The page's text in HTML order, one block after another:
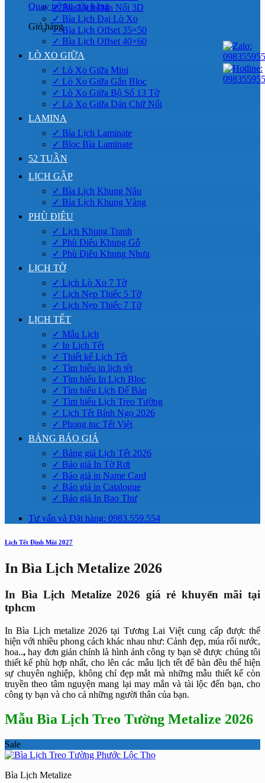
Quay trở lại cửa hàng
Giỏ hàng
✓ Bìa Lịch Dán Nổi 3D
✓ Bìa Lịch Đại Lò Xo
✓ Bìa Lịch Offset 35×50
✓ Bìa Lịch Offset 40×60
LÒ XO GIỮA
✓ Lò Xo Giữa Mini
✓ Lò Xo Giữa Gắn Bloc
✓ Lò Xo Giữa Bộ Số 13 Tờ
✓ Lò Xo Giữa Dán Chữ Nổi
LAMINA
✓ Bìa Lịch Laminate
✓ Bloc Bìa Laminate
52 TUẦN
LỊCH GẬP
✓ Bìa Lịch Khung Nâu
✓ Bìa Lịch Khung Vàng
PHÙ ĐIÊU
✓ Lịch Khung Tranh
✓ Phù Điêu Khung Gỗ
✓ Phù Điêu Khung Nhựa
LỊCH TỜ
✓ Lịch Lò Xo 7 Tờ
✓ Lịch Nẹp Thiếc 5 Tờ
✓ Lịch Nẹp Thiếc 7 Tờ
LỊCH TẾT
✓ Mẫu Lịch
✓ In Lịch Tết
✓ Thiết kế Lịch Tết
✓ Tìm hiểu in lịch tết
✓ Tìm hiểu In Lịch Bloc
✓ Tìm hiểu Lịch Để Bàn
✓ Tìm hiểu Lịch Treo Tường
✓ Lịch Tết Bính Ngọ 2026
✓ Phong tục Tết Việt
BẢNG BÁO GIÁ
✓ Bảng giá Lịch Tết 2026
✓ Báo giá In Tờ Rơi
✓ Báo giá in Name Card
✓ Báo giá in Catalogue
✓ Báo giá In Bao Thư
Tư vấn và Đặt hàng: 0983.559.554
Lịch Tết Đinh Mùi 2027
In Bìa Lịch Metalize 2026
In Bìa Lịch Metalize 2026 giá rẻ khuyến mãi tại
tphcm
In Bìa Lịch metalize 2026 tại Tương Lai Việt cung cấp được thể
hiện với nhiều phong cách khác nhau như: Cảnh đẹp, múa rối nước,
hoa..,hay đơn giản chính là hình ảnh công ty bạn sẽ được chúng tôi
thiết kế phù hợp nhất, cho lên các mẫu lịch tết để bàn đều thể hiện
sự chuyên nghiệp, không chỉ đẹp mắt mà những mẫu thiết kế còn
truyền theo tâm nguyện mang lại may mắn và tài lộc đến bạn, cho
công ty bạn và cho cả những người thân của bạn.
Mẫu Bìa Lịch Treo Tường Metalize 2026
Sale
Bìa Lịch Metalize